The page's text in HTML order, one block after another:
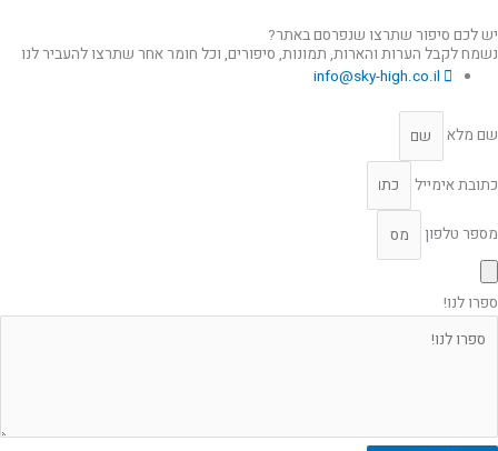
יש לכם סיפור שתרצו שנפרסם באתר?
נשמח לקבל הערות והארות, תמונות, סיפורים, וכל חומר אחר שתרצו להעביר לנו
info@sky-high.co.il
שם מלא
כתובת אימייל
מספר טלפון
ספרו לנו!